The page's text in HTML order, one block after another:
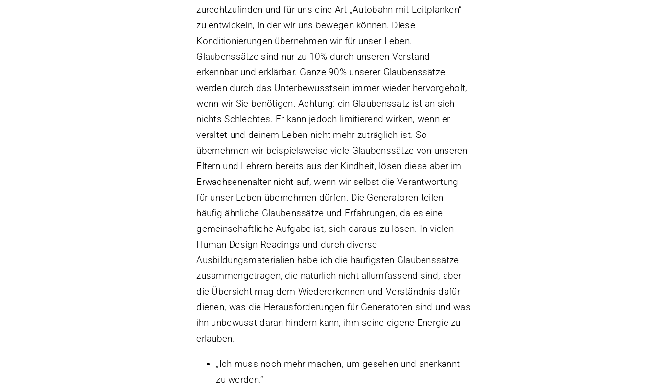
zurechtzufinden und für uns eine Art „Autobahn mit Leitplanken“
zu entwickeln, in der wir uns bewegen können. Diese
Konditionierungen übernehmen wir für unser Leben.
Glaubenssätze sind nur zu 10% durch unseren Verstand
erkennbar und erklärbar. Ganze 90% unserer Glaubenssätze
werden durch das Unterbewusstsein immer wieder hervorgeholt,
wenn wir Sie benötigen. Achtung: ein Glaubenssatz ist an sich
nichts Schlechtes. Er kann jedoch limitierend wirken, wenn er
veraltet und deinem Leben nicht mehr zuträglich ist. So
übernehmen wir beispielsweise viele Glaubenssätze von unseren
Eltern und Lehrern bereits aus der Kindheit, lösen diese aber im
Erwachsenenalter nicht auf, wenn wir selbst die Verantwortung
für unser Leben übernehmen dürfen. Die Generatoren teilen
häufig ähnliche Glaubenssätze und Erfahrungen, da es eine
gemeinschaftliche Aufgabe ist, sich daraus zu lösen. In vielen
Human Design Readings und durch diverse
Ausbildungsmaterialien habe ich die häufigsten Glaubenssätze
zusammengetragen, die natürlich nicht allumfassend sind, aber
die Übersicht mag dem Wiedererkennen und Verständnis dafür
dienen, was die Herausforderungen für Generatoren sind und was
ihn unbewusst daran hindern kann, ihm seine eigene Energie zu
erlauben.
„Ich muss noch mehr machen, um gesehen und anerkannt
zu werden.“